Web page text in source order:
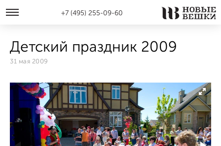
+7 (495) 255-09-60
Детский праздник 2009
31 мая 2009